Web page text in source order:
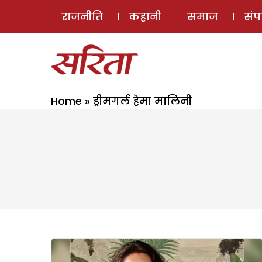
राजनीति कहानी समाज
Home » ड्रीमगर्ल हेमा मालिनी